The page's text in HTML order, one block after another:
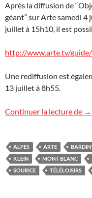
Après la diffusion de
géant” sur Arte samedi
juillet à 15h10, il est
http://www.arte.tv/
Une rediffusion est
13 juillet à 8h55.
Continuer la lecture de →
ALPES ARTE
KLEIN
MONT BLANC
SOURICE
TÉLÉLOISIRS